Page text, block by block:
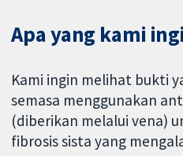
Apa yang kami
Kami ingin melihat bukti
semasa menggunakan
(diberikan melalui vena)
fibrosis sista yang